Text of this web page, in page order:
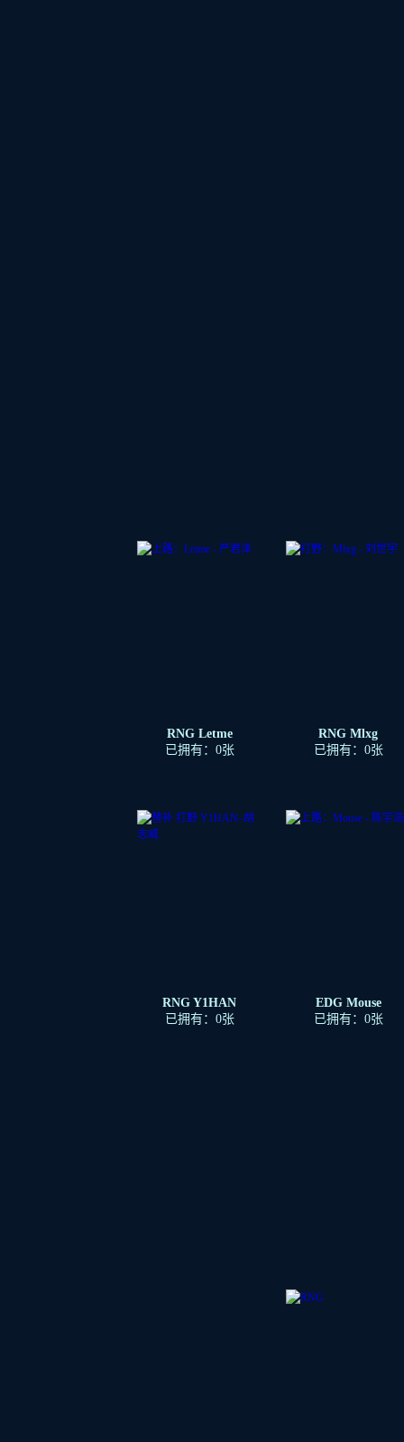
RNG Letme
已拥有：0张
RNG Mlxg
已拥有：0张
RNG Y1HAN
已拥有：0张
EDG Mouse
已拥有：0张